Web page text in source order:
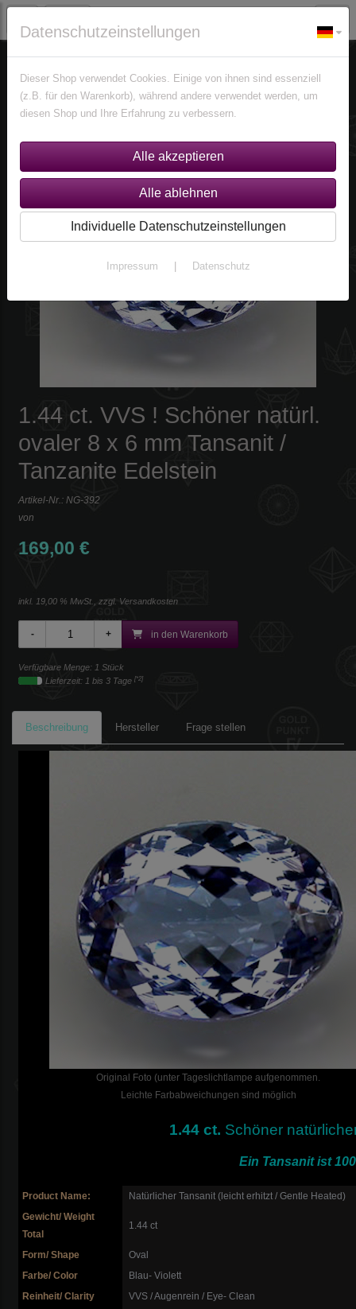
Edelsteine Tansanite
1.44 ct. VVS ! Schöner natürl.
ovaler 8 x 6 mm Tansanit /
Tanzanite Edelstein
Artikel-Nr.: NG-392
von
169,00 €
inkl. 19,00 % MwSt., zzgl. Versandkosten
in den Warenkorb
Verfügbare Menge: 1 Stück
Lieferzeit: 1 bis 3 Tage [*2]
Beschreibung Hersteller Frage stellen
Original Foto (unter Tageslichtlampe aufgenommen.
Leichte Farbabweichungen sind möglich
1.44 ct. Schöner
Ein Tansanit ist
Product Name:
Natürlicher Tansanit (leicht erhitzt / Gentle Heated)
Gewicht/ Weight
Total
1.44 ct
Form/ Shape
Oval
Farbe/ Color
Blau- Violett
Reinheit/ Clarity
VVS / Augenrein / Eye- Clean
Datenschutzeinstellungen
Dieser Shop verwendet Cookies. Einige von ihnen sind essenziell
(z.B. für den Warenkorb), während andere verwendet werden, um
diesen Shop und Ihre Erfahrung zu verbessern.
Individuelle Datenschutzeinstellungen
Impressum Datenschutz